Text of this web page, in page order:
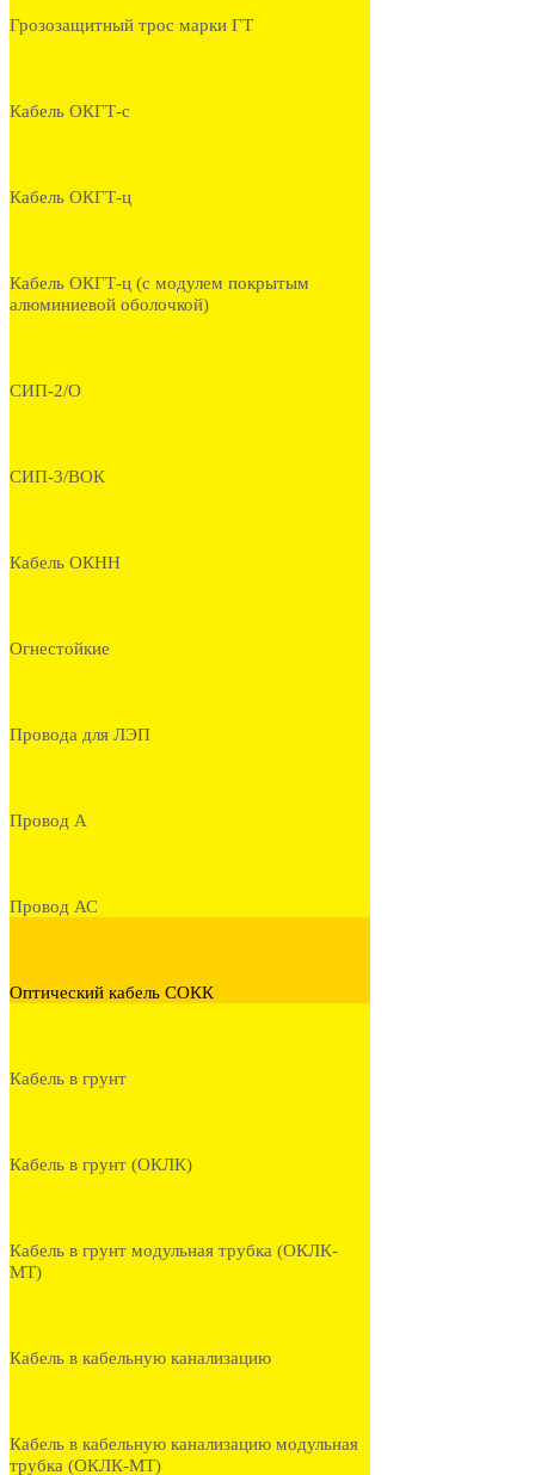
Грозозащитный трос марки ГТ
Кабель ОКГТ-с
Кабель ОКГТ-ц
Кабель ОКГТ-ц (с модулем покрытым
алюминиевой оболочкой)
СИП-2/О
СИП-3/ВОК
Кабель ОКНН
Огнестойкие
Провода для ЛЭП
Провод А
Провод АС
Оптический кабель СОКК
Кабель в грунт
Кабель в грунт (ОКЛК)
Кабель в грунт модульная трубка (ОКЛК-
МТ)
Кабель в кабельную канализацию
Кабель в кабельную канализацию модульная
трубка (ОКЛК-МТ)